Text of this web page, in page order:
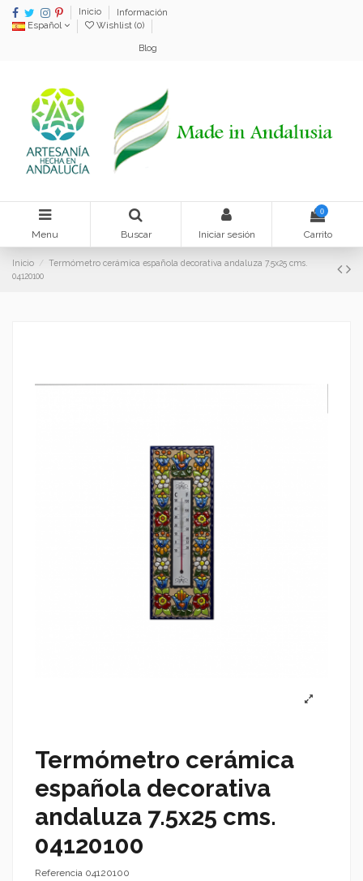
Inicio
Información
Español
Wishlist (0)
Blog
Menu Buscar Iniciar sesión
0
Carrito
Inicio
Termómetro cerámica española decorativa andaluza 7.5x25 cms.
04120100
Termómetro cerámica
española decorativa
andaluza 7.5x25 cms.
04120100
Referencia 04120100